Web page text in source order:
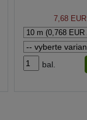
7,68 EUR
bal.